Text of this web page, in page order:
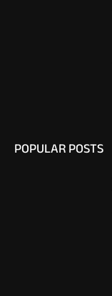
POPULAR POSTS